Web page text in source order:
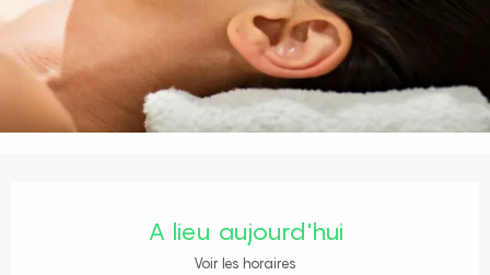
A lieu aujourd'hui
Voir les horaires